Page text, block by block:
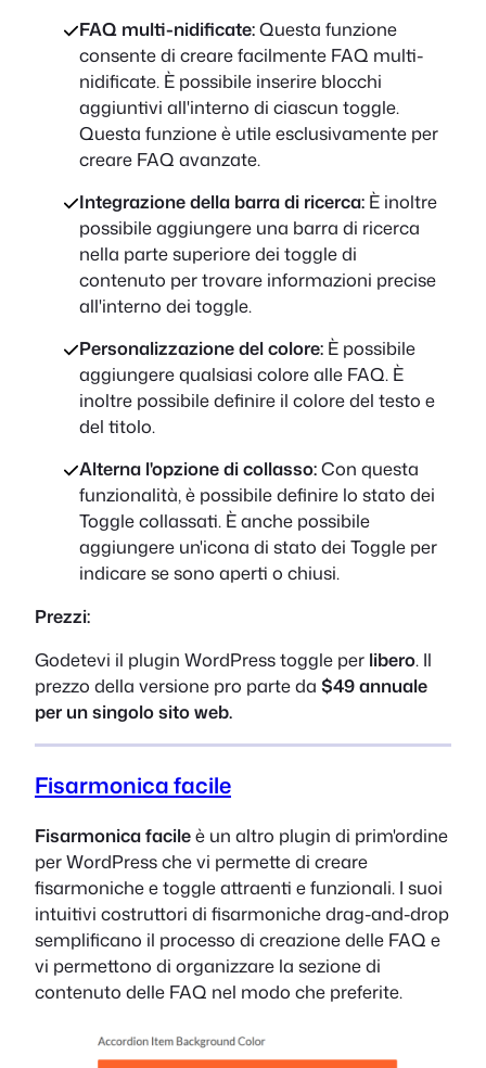
FAQ multi-nidificate:Questa funzione
consente di creare facilmente FAQ multi-
nidificate. È possibile inserire blocchi
aggiuntivi all'interno di ciascun toggle.
Questa funzione è utile esclusivamente per
creare FAQ avanzate.
Integrazione della barra di ricerca: È inoltre
possibile aggiungere una barra di ricerca
nella parte superiore dei toggle di
contenuto per trovare informazioni precise
all'interno dei toggle.
Personalizzazione del colore: È possibile
aggiungere qualsiasi colore alle FAQ. È
inoltre possibile definire il colore del testo e
del titolo.
Alterna l'opzione di collasso:Con questa
funzionalità, è possibile definire lo stato dei
Toggle collassati. È anche possibile
aggiungere un'icona di stato dei Toggle per
indicare se sono aperti o chiusi.
Prezzi:
Godetevi il plugin WordPress toggle per libero. Il
prezzo della versione pro parte da $49 annuale
per un singolo sito web.
Fisarmonica facile
Fisarmonica facileè un altro plugin di prim'ordine
per WordPress che vi permette di creare
fisarmoniche e toggle attraenti e funzionali. I suoi
intuitivi costruttori di fisarmoniche drag-and-drop
semplificano il processo di creazione delle FAQ e
vi permettono di organizzare la sezione di
contenuto delle FAQ nel modo che preferite.